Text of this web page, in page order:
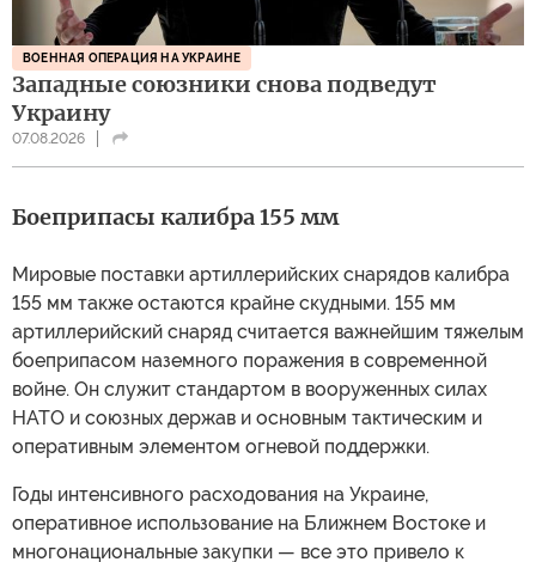
ВОЕННАЯ ОПЕРАЦИЯ НА УКРАИНЕ
Западные союзники снова подведут
Украину
07.08.2026
Боеприпасы калибра 155 мм
Мировые поставки артиллерийских снарядов калибра
155 мм также остаются крайне скудными. 155 мм
артиллерийский снаряд считается важнейшим тяжелым
боеприпасом наземного поражения в современной
войне. Он служит стандартом в вооруженных силах
НАТО и союзных держав и основным тактическим и
оперативным элементом огневой поддержки.
Годы интенсивного расходования на Украине,
оперативное использование на Ближнем Востоке и
многонациональные закупки — все это привело к